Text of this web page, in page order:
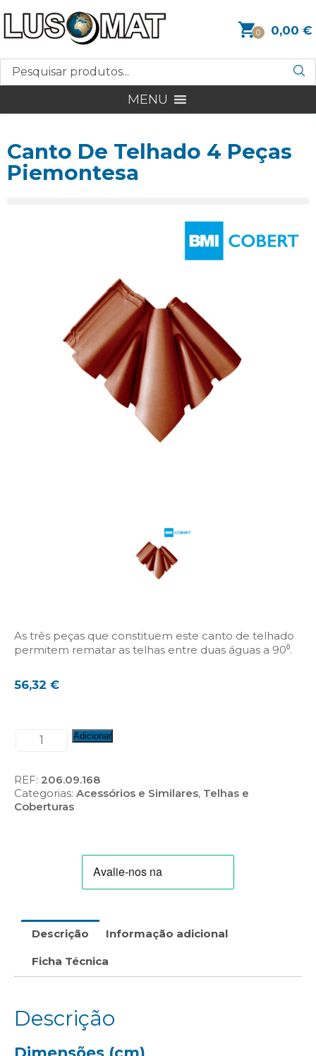
0 0,00 €
MENU
Canto De Telhado 4 Peças
Piemontesa
As três peças que constituem este canto de telhado
permitem rematar as telhas entre duas águas a 90⁰.
56,32 €
Quantidade
De
Telhado
4
Adicionar
REF: 206.09.168
Categorias: Acessórios e Similares, Telhas e
Coberturas
Descrição Informação adicional
Ficha Técnica
Descrição
Dimensões (cm)